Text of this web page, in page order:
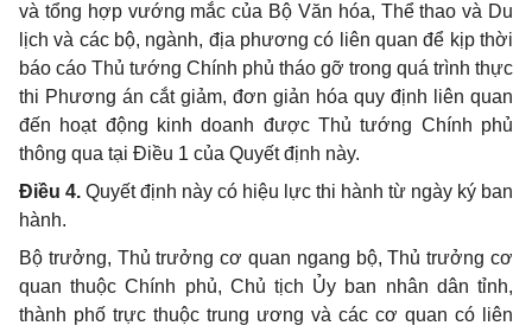
và tổng hợp vướng mắc của Bộ Văn hóa, Thể thao và Du
lịch và các bộ, ngành, địa phương có liên quan để kịp thời
báo cáo Thủ tướng Chính phủ tháo gỡ trong quá trình thực
thi Phương án cắt giảm, đơn giản hóa quy định liên quan
đến hoạt động kinh doanh được Thủ tướng Chính phủ
thông qua tại Điều 1 của Quyết định này.
Điều 4. Quyết định này có hiệu lực thi hành từ ngày ký ban
hành.
Bộ trưởng, Thủ trưởng cơ quan ngang bộ, Thủ trưởng cơ
quan thuộc Chính phủ, Chủ tịch Ủy ban nhân dân tỉnh,
thành phố trực thuộc trung ương và các cơ quan có liên